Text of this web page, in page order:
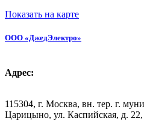
Показать на карте
ООО «ДжедЭлектро»
Адрес:
115304, г. Москва, вн. тер. г.
Царицыно, ул. Каспийская, д.